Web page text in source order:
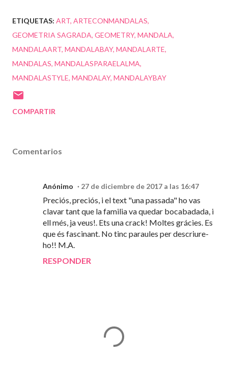
ETIQUETAS: ART ARTECONMANDALAS
GEOMETRIA SAGRADA GEOMETRY MANDALA
MANDALAART MANDALABAY MANDALARTE
MANDALAS MANDALASPARAELALMA
MANDALASTYLE MANDALAY MANDALAYBAY
COMPARTIR
Comentarios
Anónimo 27 de diciembre de 2017 a las 16:47
Preciós, preciós, i el text "una passada" ho vas
clavar tant que la familia va quedar bocabadada, i
ell més, ja veus!. Ets una crack! Moltes grácies. Es
que és fascinant. No tinc paraules per descriure-
ho!! M.A.
RESPONDER